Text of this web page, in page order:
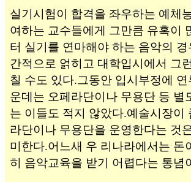
실기시험이 합격을 좌우하는 예체
여하는 교수들에게 그만큼 유혹이
터 실기를 연마해야 하는 음악의
간적으로 얽히고 대학입시에서 그
칠 수도 있다.그동안 입시부정에
운데는 오페라단이나 무용단 등 별
는 이들도 적지 않았다.예술시장이
라단이나 무용단을 운영한다는 것
미한다.어느새 우 리나라에서는 돈
히 음악교육을 받기 어렵다는 통념